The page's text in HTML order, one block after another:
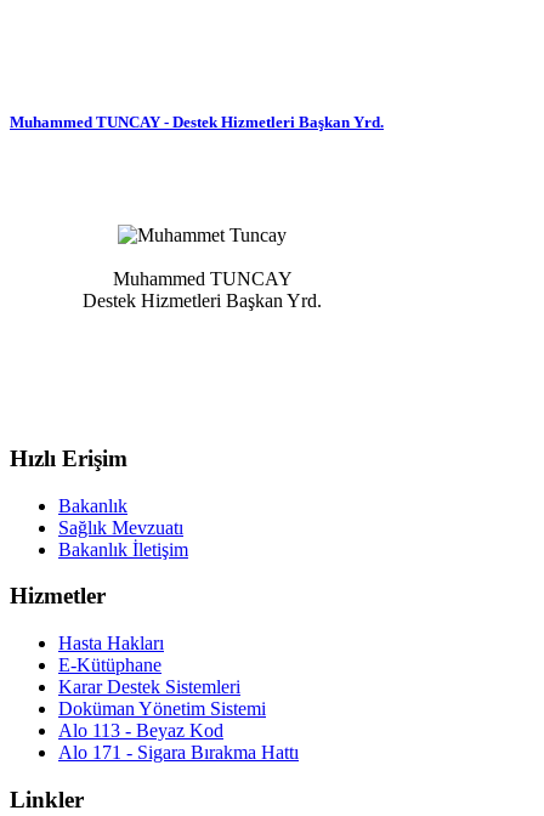
Muhammed TUNCAY - Destek Hizmetleri Başkan Yrd.
Muhammed TUNCAY
Destek Hizmetleri Başkan Yrd.
Hızlı Erişim
Bakanlık
Sağlık Mevzuatı
Bakanlık İletişim
Hizmetler
Hasta Hakları
E-Kütüphane
Karar Destek Sistemleri
Doküman Yönetim Sistemi
Alo 113 - Beyaz Kod
Alo 171 - Sigara Bırakma Hattı
Linkler